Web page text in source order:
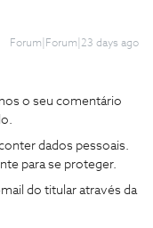
Forum|Forum|23 days ago
o seu comentário
dados pessoais.
para se proteger.
do titular através da